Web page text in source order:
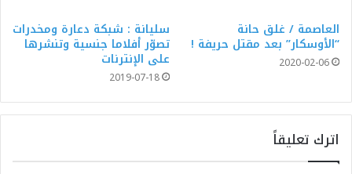
العاصمة / غلق حانة
“الأوسكار” بعد مقتل حريفة !
2020-02-06
سليانة : شبكة دعارة ومخدرات
تصوّر أفلاما جنسية وتنشرها
على الإنترنات
2019-07-18
اترك تعليقاً